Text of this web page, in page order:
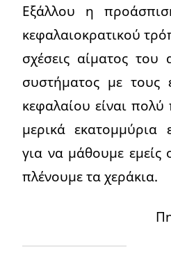
Εξάλλου η
κεφαλαιοκρατικού
σχέσεις αίματος του
συστήματος με τους
κεφαλαίου είναι
μερικά
για να μάθουμε
πλένουμε τα χεράκια.